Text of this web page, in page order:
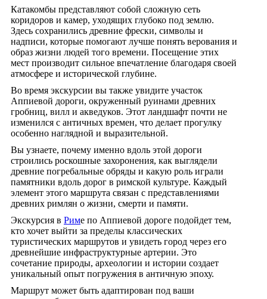
Катакомбы представляют собой сложную сеть
коридоров и камер, уходящих глубоко под землю.
Здесь сохранились древние фрески, символы и
надписи, которые помогают лучше понять верования и
образ жизни людей того времени. Посещение этих
мест производит сильное впечатление благодаря своей
атмосфере и исторической глубине.
Во время экскурсии вы также увидите участок
Аппиевой дороги, окруженный руинами древних
гробниц, вилл и акведуков. Этот ландшафт почти не
изменился с античных времен, что делает прогулку
особенно наглядной и выразительной.
Вы узнаете, почему именно вдоль этой дороги
строились роскошные захоронения, как выглядели
древние погребальные обряды и какую роль играли
памятники вдоль дорог в римской культуре. Каждый
элемент этого маршрута связан с представлениями
древних римлян о жизни, смерти и памяти.
Экскурсия в Риме по Аппиевой дороге подойдет тем,
кто хочет выйти за пределы классических
туристических маршрутов и увидеть город через его
древнейшие инфраструктурные артерии. Это
сочетание природы, археологии и истории создает
уникальный опыт погружения в античную эпоху.
Маршрут может быть адаптирован под ваши